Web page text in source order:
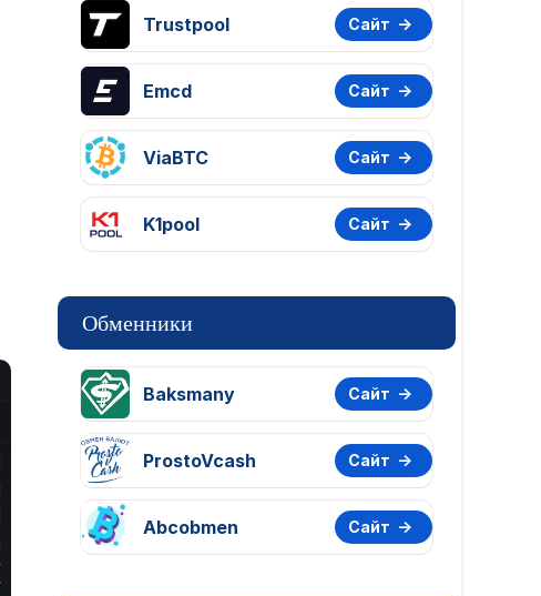
Trustpool Сайт
Emcd Сайт
ViaBTC Сайт
K1pool Сайт
Обменники
Baksmany Сайт
ProstoVcash Сайт
Abcobmen Сайт